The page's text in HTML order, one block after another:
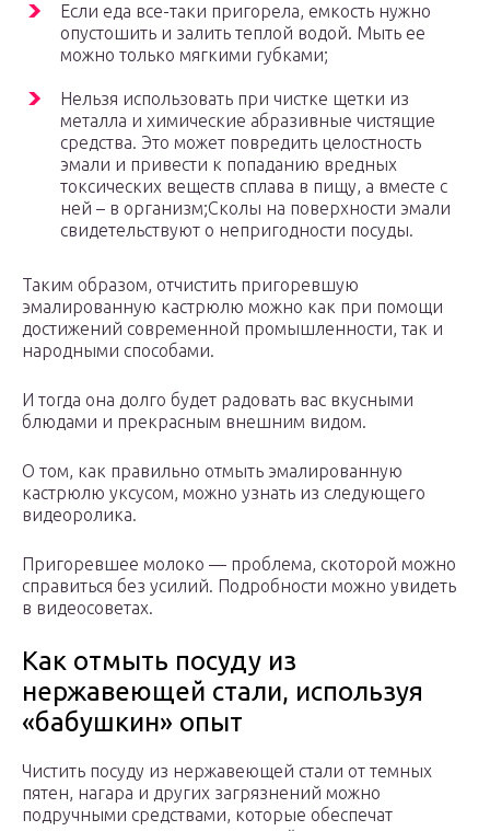
Если еда все-таки пригорела, емкость нужно
опустошить и залить теплой водой. Мыть ее
можно только мягкими губками;
Нельзя использовать при чистке щетки из
металла и химические абразивные чистящие
средства. Это может повредить целостность
эмали и привести к попаданию вредных
токсических веществ сплава в пищу, а вместе с
ней – в организм;Сколы на поверхности эмали
свидетельствуют о непригодности посуды.
Таким образом, отчистить пригоревшую
эмалированную кастрюлю можно как при помощи
достижений современной промышленности, так и
народными способами.
И тогда она долго будет радовать вас вкусными
блюдами и прекрасным внешним видом.
О том, как правильно отмыть эмалированную
кастрюлю уксусом, можно узнать из следующего
видеоролика.
Пригоревшее молоко — проблема, скоторой можно
справиться без усилий. Подробности можно увидеть
в видеосоветах.
Как отмыть посуду из
нержавеющей стали, используя
«бабушкин» опыт
Чистить посуду из нержавеющей стали от темных
пятен, нагара и других загрязнений можно
подручными средствами, которые обеспечат